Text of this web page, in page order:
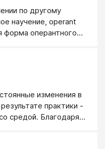
по другому
научение, operant
форма оперантного
так и
научении
разума и
нужное нам
нам.
изменения в
практики -
средой. Благодаря